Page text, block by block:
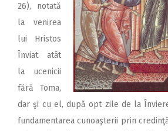
26), notată
la venirea
lui Hristos
Înviat atât
la ucenicii
fără Toma,
dar şi cu el, după opt zile de la
fundamentarea cunoaşterii prin